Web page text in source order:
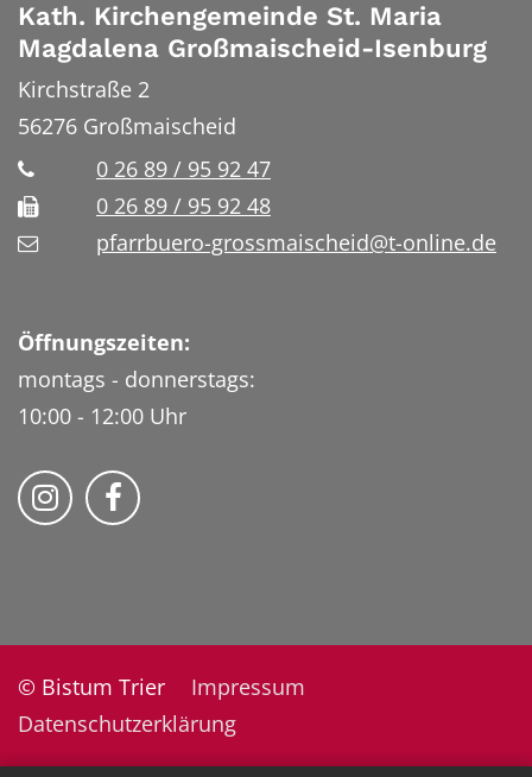
Kath. Kirchengemeinde St. Maria
Magdalena Großmaischeid-Isenburg
Kirchstraße 2
56276 Großmaischeid
0 26 89 / 95 92 47
0 26 89 / 95 92 48
pfarrbuero-grossmaischeid@t-online.de
Öffnungszeiten:
montags - donnerstags:
10:00 - 12:00 Uhr
Folge uns auf Instragram
Fogle uns auf Facebook
© Bistum Trier
Impressum
Datenschutzerklärung